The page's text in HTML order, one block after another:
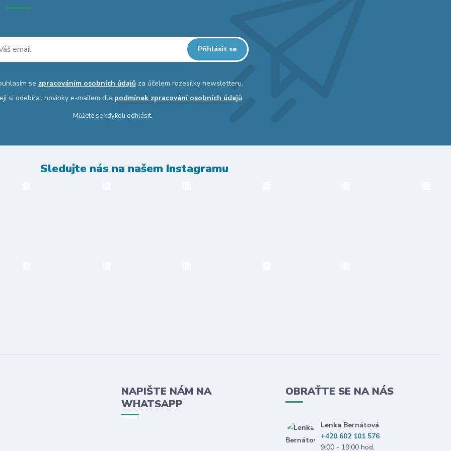
Přihlásit se
se zpracováním osobních údajůza účelem rozesílky newsletteru.
si odebírat novinky e-mailem dle podmínek zpracování osobních údajů.
Můžete se kdykoli odhlásit.
Sledujte nás na našem Instagramu
NAPIŠTE NÁM NA
WHATSAPP
OBRAŤTE SE NA NÁS
Lenka Bernátová
+420 602 101 576
9:00 - 19:00 hod.